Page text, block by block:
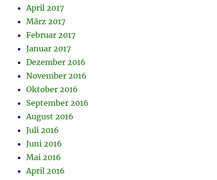
April 2017
März 2017
Februar 2017
Januar 2017
Dezember 2016
November 2016
Oktober 2016
September 2016
August 2016
Juli 2016
Juni 2016
Mai 2016
April 2016